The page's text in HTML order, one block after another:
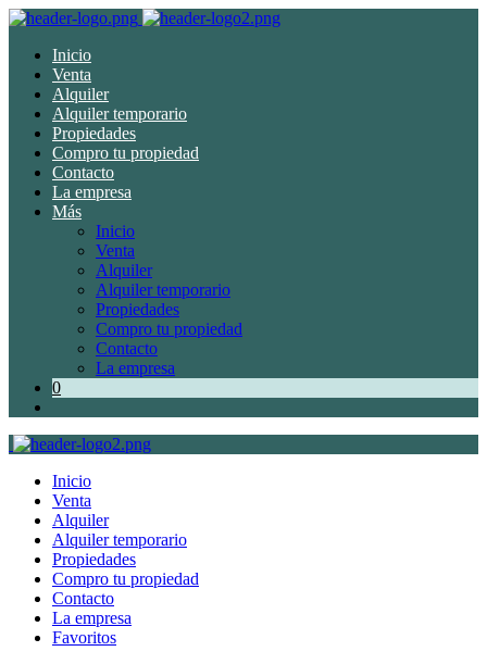
Inicio
Venta
Alquiler
Alquiler temporario
Propiedades
Compro tu propiedad
Contacto
La empresa
Más
Inicio
Venta
Alquiler
Alquiler temporario
Propiedades
Compro tu propiedad
Contacto
La empresa
0
Inicio
Venta
Alquiler
Alquiler temporario
Propiedades
Compro tu propiedad
Contacto
La empresa
Favoritos